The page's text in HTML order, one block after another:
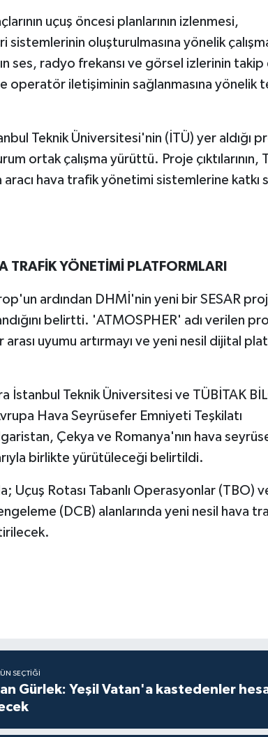
uçuş öncesi planlarının izlenmesi,
oluşturulmasına yönelik
ses, radyo frekansı ve görsel izlerinin
operatör iletişiminin sağlanmasına yönelik
Teknik Üniversitesi'nin (İTÜ) yer aldığı
ortak çalışma yürüttü. Proje çıktılarının,
hava trafik yönetimi sistemlerine katkı
TRAFİK YÖNETİMİ PLATFORMLARI
ardından DHMİ'nin yeni bir SESAR
belirtti. 'ATMOSPHER' adı verilen
uyumu artırmayı ve yeni nesil dijital
İstanbul Teknik Üniversitesi ve TÜBİTAK
Hava Seyrüsefer Emniyeti Teşkilatı
Çekya ve Romanya'nın hava
birlikte yürütüleceği belirtildi.
Uçuş Rotası Tabanlı Operasyonlar (TBO)
(DCB) alanlarında yeni nesil hava
SEÇTIĞI
Gürlek: Yeşil Vatan'a kastedenler